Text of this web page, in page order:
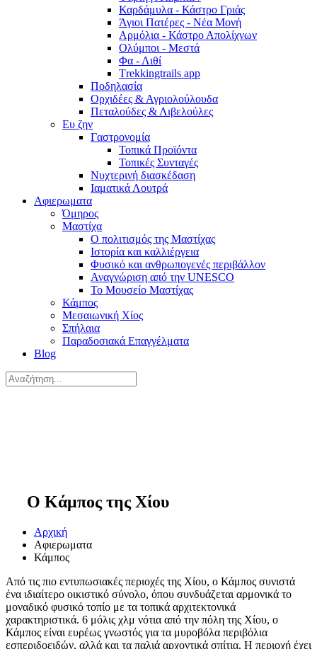
Καρδάμυλα - Κάστρο Γριάς
Άγιοι Πατέρες - Νέα Μονή
Αρμόλια - Κάστρο Απολίχνων
Ολύμποι - Μεστά
Φα - Λιθί
Τrekkingtrails app
Ποδηλασία
Ορχιδέες & Αγριολούλουδα
Πεταλούδες & Λιβελούλες
Ευ ζην
Γαστρονομία
Τοπικά Προϊόντα
Τοπικές Συνταγές
Νυχτερινή διασκέδαση
Ιαματικά Λουτρά
Αφιερωματα
Όμηρος
Μαστίχα
Ο πολιτισμός της Μαστίχας
Ιστορία και καλλιέργεια
Φυσικό και ανθρωπογενές περιβάλλον
Αναγνώριση από την UNESCO
Το Μουσείο Μαστίχας
Κάμπος
Μεσαιωνική Χίος
Σπήλαια
Παραδοσιακά Επαγγέλματα
Blog
Ο Κάμπος της Χίου
Αρχική
Αφιερωματα
Κάμπος
Από τις πιο εντυπωσιακές περιοχές της Χίου, ο Κάμπος συνιστά
ένα ιδιαίτερο οικιστικό σύνολο, όπου συνδυάζεται αρμονικά το
μοναδικό φυσικό τοπίο με τα τοπικά αρχιτεκτονικά
χαρακτηριστικά. 6 μόλις χλμ νότια από την πόλη της Χίου, ο
Κάμπος είναι ευρέως γνωστός για τα μυροβόλα περιβόλια
εσπεριδοειδών, αλλά και τα παλιά αρχοντικά σπίτια. Η περιοχή έχει